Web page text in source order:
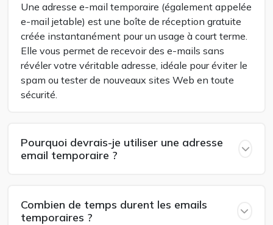
Une adresse e-mail temporaire (également appelée
e-mail jetable) est une boîte de réception gratuite
créée instantanément pour un usage à court terme.
Elle vous permet de recevoir des e-mails sans
révéler votre véritable adresse, idéale pour éviter le
spam ou tester de nouveaux sites Web en toute
sécurité.
Pourquoi devrais-je utiliser une adresse
email temporaire ?
Combien de temps durent les emails
temporaires ?